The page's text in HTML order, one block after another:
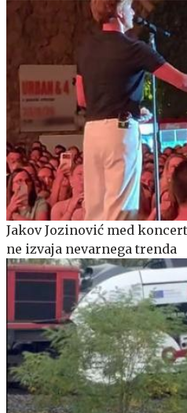
Jakov Jozinović med
ne izvaja nevarnega trenda